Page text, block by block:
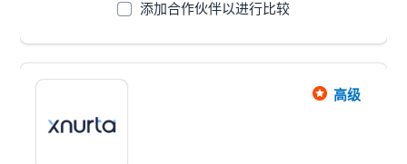
添加合作伙伴以进行比较
高级